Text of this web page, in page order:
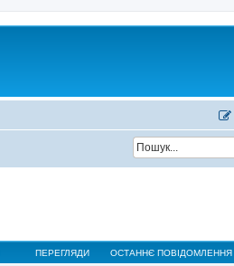
ПЕРЕГЛЯДИ ОСТАННЄ ПОВІДОМЛЕННЯ